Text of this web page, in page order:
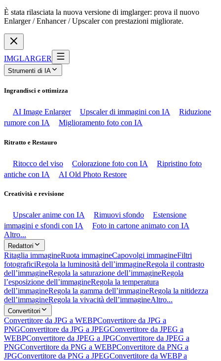
È stata rilasciata la nuova versione di imglarger: prova il nuovo
Enlarger / Enhancer / Upscaler con prestazioni migliorate.
IMGLARGER
Strumenti di IA
Ingrandisci e ottimizza
AI Image Enlarger Upscaler di immagini con IA
Riduzione
rumore con IA
Miglioramento foto con IA
Ritratto e Restauro
Ritocco del viso Colorazione foto con IA
Ripristino foto
antiche con IA
AI Old Photo Restore
Creatività e revisione
Upscaler anime con IA Rimuovi sfondo
Estensione
immagini e sfondi con IA
Foto in cartone animato con IA
Altro...
Redattori
Ritaglia immagineRuota immagineCapovolgi immagineFiltri
fotograficiRegola la luminosità dell’immagineRegola il contrasto
dell’immagineRegola la saturazione dell’immagineRegola
l’esposizione dell’immagineRegola la temperatura
dell’immagineRegola la gamma dell’immagineRegola la nitidezza
dell’immagineRegola la vivacità dell’immagineAltro...
Convertitori
Convertitore da JPG a WEBPConvertitore da JPG a
PNGConvertitore da JPG a JPEGConvertitore da JPEG a
WEBPConvertitore da JPEG a JPGConvertitore da JPEG a
PNGConvertitore da PNG a WEBPConvertitore da PNG a
JPGConvertitore da PNG a JPEGConvertitore da WEBP a